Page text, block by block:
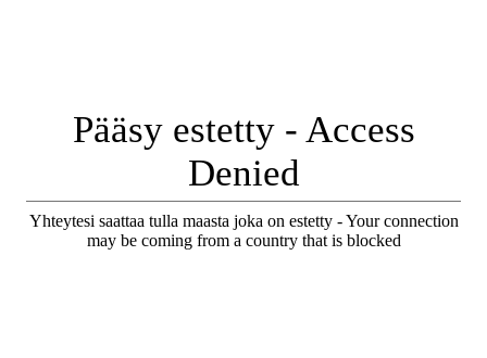
Pääsy estetty - Access
Denied
Yhteytesi saattaa tulla maasta joka on estetty - Your connection
may be coming from a country that is blocked